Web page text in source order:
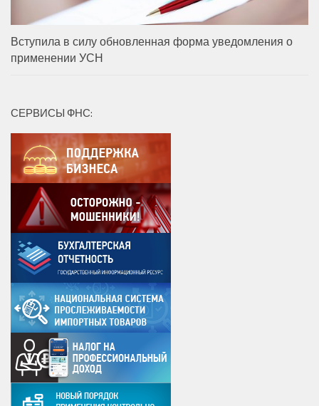
Вступила в силу обновленная форма уведомления о
применении УСН
СЕРВИСЫ ФНС: